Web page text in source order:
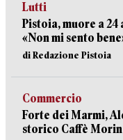
Lutti
Pistoia, muore a 24
«Non mi sento
di Redazione Pistoia
Commercio
Forte dei Marmi,
storico Caffè Morin